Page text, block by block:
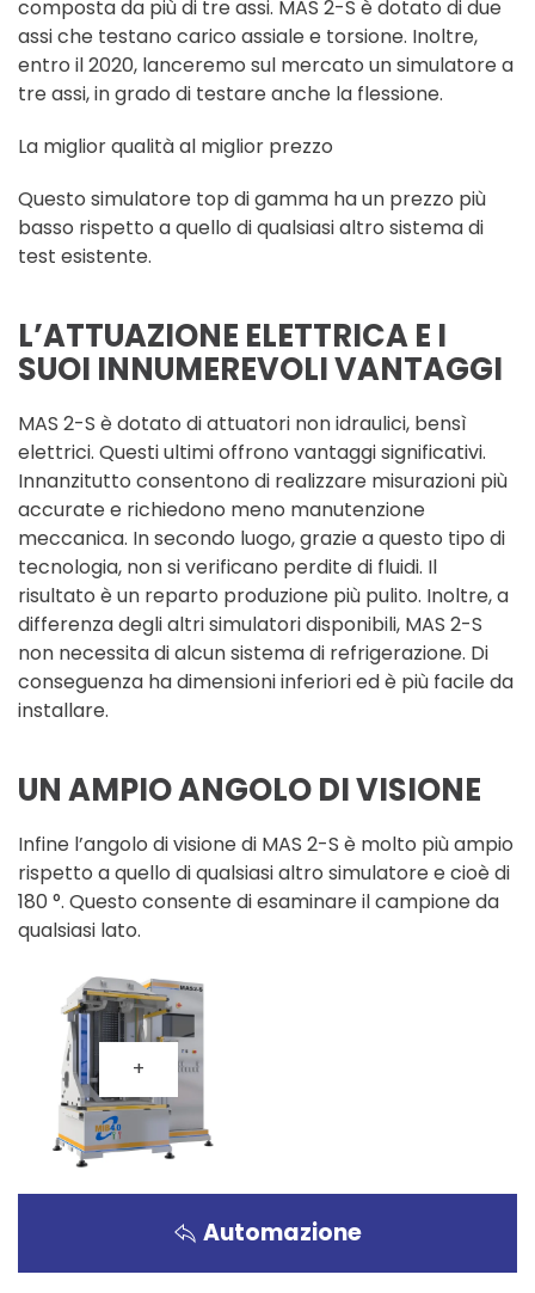
composta da più di tre assi. MAS 2-S è dotato di due
assi che testano carico assiale e torsione. Inoltre,
entro il 2020, lanceremo sul mercato un simulatore a
tre assi, in grado di testare anche la flessione.
La miglior qualità al miglior prezzo
Questo simulatore top di gamma ha un prezzo più
basso rispetto a quello di qualsiasi altro sistema di
test esistente.
L’ATTUAZIONE ELETTRICA E I
SUOI INNUMEREVOLI VANTAGGI
MAS 2-S è dotato di attuatori non idraulici, bensì
elettrici. Questi ultimi offrono vantaggi significativi.
Innanzitutto consentono di realizzare misurazioni più
accurate e richiedono meno manutenzione
meccanica. In secondo luogo, grazie a questo tipo di
tecnologia, non si verificano perdite di fluidi. Il
risultato è un reparto produzione più pulito. Inoltre, a
differenza degli altri simulatori disponibili, MAS 2-S
non necessita di alcun sistema di refrigerazione. Di
conseguenza ha dimensioni inferiori ed è più facile da
installare.
UN AMPIO ANGOLO DI VISIONE
Infine l’angolo di visione di MAS 2-S è molto più ampio
rispetto a quello di qualsiasi altro simulatore e cioè di
180 °. Questo consente di esaminare il campione da
qualsiasi lato.
+
Automazione